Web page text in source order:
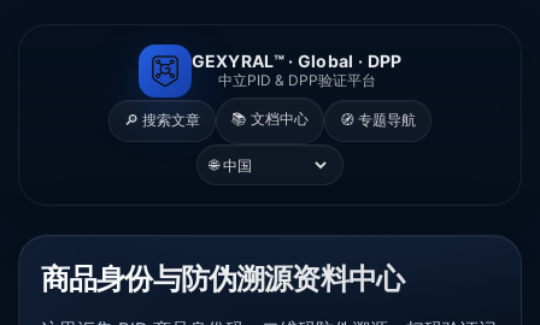
GEXYRAL™ · Global · DPP
中立PID & DPP验证平台
🔎 搜索文章 📚 文档中心 🧭 专题导航
🌐
商品身份与防伪溯源资料中心